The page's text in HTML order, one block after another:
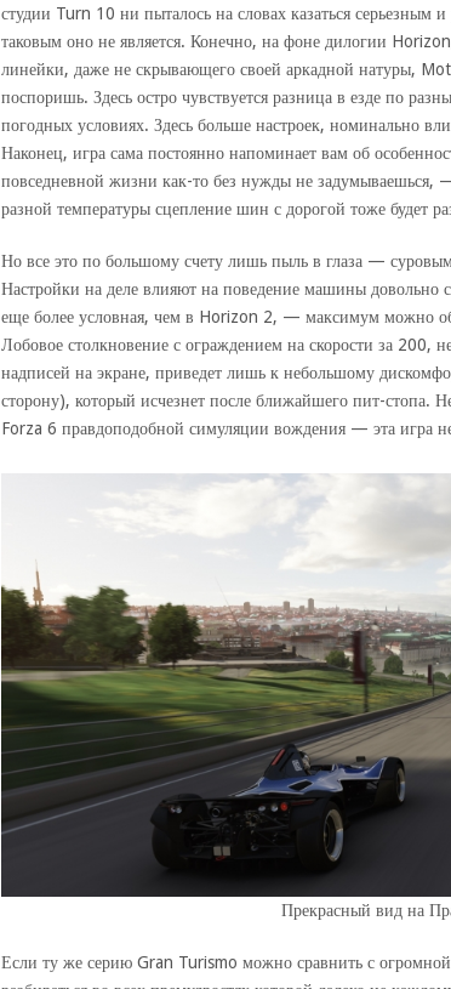
студии Turn 10 ни пыталось на словах казаться серьезным
таковым оно не является. Конечно, на фоне дилогии
линейки, даже не скрывающего своей аркадной натуры,
поспоришь. Здесь остро чувствуется разница в езде по
погодных условиях. Здесь больше настроек, номинально
Наконец, игра сама постоянно напоминает вам об
повседневной жизни как-то без нужды не
разной температуры сцепление шин с дорогой тоже будет
Но все это по большому счету лишь пыль в глаза —
Настройки на деле влияют на поведение машины
еще более условная, чем в Horizon 2, — максимум можно
Лобовое столкновение с ограждением на скорости за 200,
надписей на экране, приведет лишь к небольшому
сторону), который исчезнет после ближайшего пит-стопа.
Forza 6 правдоподобной симуляции вождения — эта игра
Прекрасный вид на
Если ту же серию Gran Turismo можно сравнить с